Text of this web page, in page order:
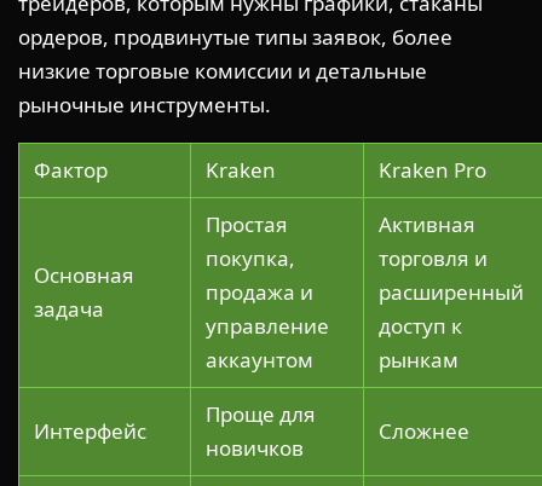
ордеров, продвинутые типы заявок, более
низкие торговые комиссии и детальные
рыночные инструменты.
Фактор Kraken Kraken Pro
Основная
задача
Простая
покупка,
продажа и
управление
аккаунтом
Активная
торговля и
расширенный
доступ к
рынкам
Интерфейс
Проще для
новичков
Сложнее